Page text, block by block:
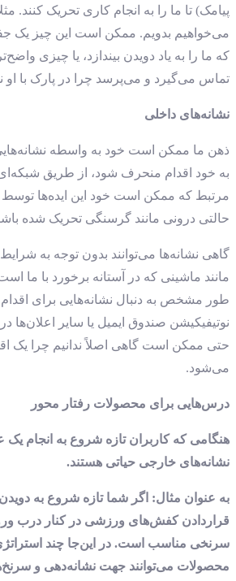
پیامک) تا ما را به انجام کاری تحریک کنند.
می‌خواهیم بدویم. ممکن است این چیز
که ما را به یاد دویدن بیندازد، یا چیزی
تماس می‌گیرد و می‌پرسد چرا در پارک با او
نشانه‌های داخلی
ذهن ما ممکن است خود به واسطه
به خود اقدام منحرف شود، از طریق شبکه‌ای
مرتبط که ممکن است خود این ایده‌ها
حالتی درونی مانند گرسنگی تحریک شده
گاهی نشانه‌ها می‌توانند بدون توجه به
مانند ماشینی که در آستانه برخورد با ما
طور مشخص به دنبال نشانه‌هایی برای اقدام
نوتیفیکیشن صندوق ایمیل یا سایر اعلان‌ها
حتی ممکن است گاهی اصلاً ندانیم چرا یک
می‌شود.
درس‌هایی برای محصولات رفتار محور
هنگامی که کاربران تازه شروع به انجام یک
نشانه‌های خارجی حیاتی هستند.
به ‌عنوان‌ مثال: اگر شما تازه شروع به
قراردادن کفش‌های ورزشی در کنار درب
سرنخی مناسب است. در این‌جا چند
محصولات می‌توانند جهت نشانه‌دهی و